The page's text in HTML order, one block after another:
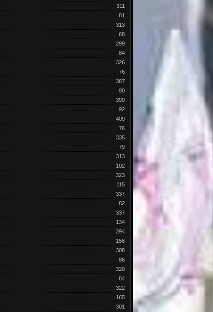
311
81
313
68
299
84
326
76
367
90
399
92
409
76
335
79
313
102
323
115
337
82
337
134
294
156
308
86
320
84
322
165
301